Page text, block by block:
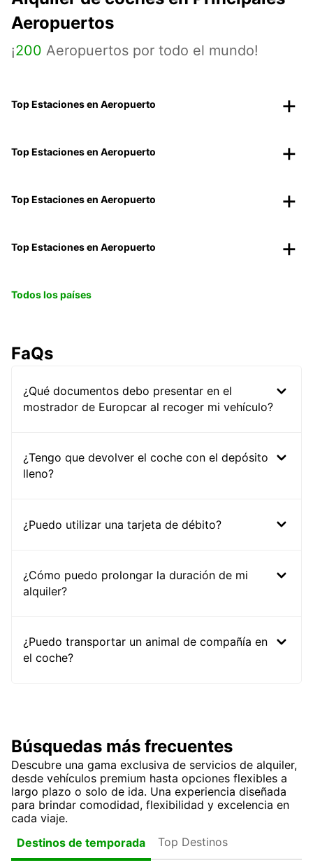
Aeropuertos
¡200 Aeropuertos por todo el mundo!
Top Estaciones en Aeropuerto
Top Estaciones en Aeropuerto
Top Estaciones en Aeropuerto
Top Estaciones en Aeropuerto
Todos los países
FaQs
¿Qué documentos debo presentar en el
mostrador de Europcar al recoger mi vehículo?
¿Tengo que devolver el coche con el depósito
lleno?
¿Puedo utilizar una tarjeta de débito?
¿Cómo puedo prolongar la duración de mi
alquiler?
¿Puedo transportar un animal de compañía en
el coche?
Búsquedas más frecuentes
Descubre una gama exclusiva de servicios de alquiler,
desde vehículos premium hasta opciones flexibles a
largo plazo o solo de ida. Una experiencia diseñada
para brindar comodidad, flexibilidad y excelencia en
cada viaje.
Destinos de temporada
Top Destinos